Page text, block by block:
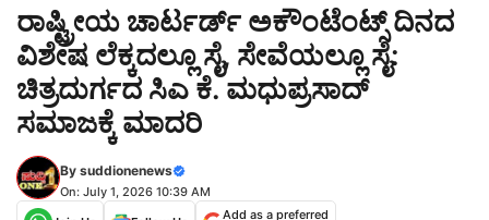
ರಾಷ್ಟ್ರೀಯ ಚಾರ್ಟರ್ಡ್ ಅಕೌಂಟೆಂಟ್ಸ್ ದಿನದ
ವಿಶೇಷ ಲೆಕ್ಕದಲ್ಲೂ ಸೈ, ಸೇವೆಯಲ್ಲೂ ಸೈ:
ಚಿತ್ರದುರ್ಗದ ಸಿಎ ಕೆ. ಮಧುಪ್ರಸಾದ್
ಸಮಾಜಕ್ಕೆ ಮಾದರಿ
By suddionenews
On: July 1, 2026 10:39 AM
Add as a preferred